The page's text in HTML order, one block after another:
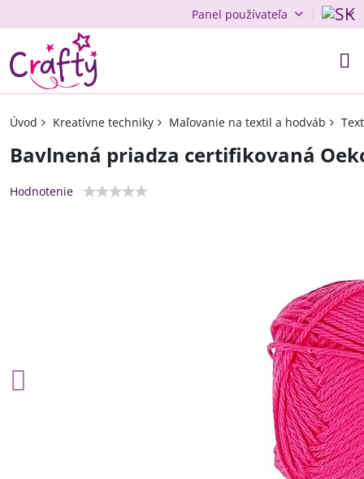
Panel používateľa
Úvod Kreatívne techniky Maľovanie na textil a hodváb
Bavlnená priadza certifikovaná
Hodnotenie